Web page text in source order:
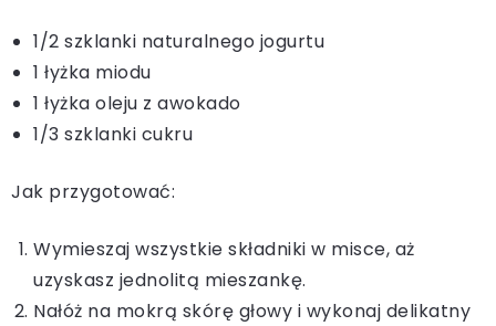
1/2 szklanki naturalnego jogurtu
1 łyżka miodu
1 łyżka oleju z awokado
1/3 szklanki cukru
Jak przygotować:
Wymieszaj wszystkie składniki w misce, aż
uzyskasz jednolitą mieszankę.
Nałóż na mokrą skórę głowy i wykonaj delikatny